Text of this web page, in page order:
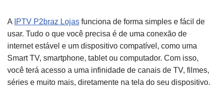
A IPTV P2braz Lojas funciona de forma simples e fácil de
usar. Tudo o que você precisa é de uma conexão de
internet estável e um dispositivo compatível, como uma
Smart TV, smartphone, tablet ou computador. Com isso,
você terá acesso a uma infinidade de canais de TV, filmes,
séries e muito mais, diretamente na tela do seu dispositivo.